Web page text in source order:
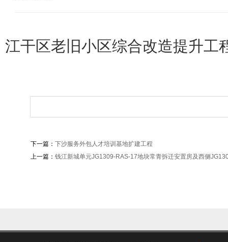
江干区老旧小区综合改造提升工
下一篇： 下沙服务外包人才培训基地扩建工程
上一篇： 钱江新城单元JG1309-RAS-17地块常青拆迁安置房及西侧